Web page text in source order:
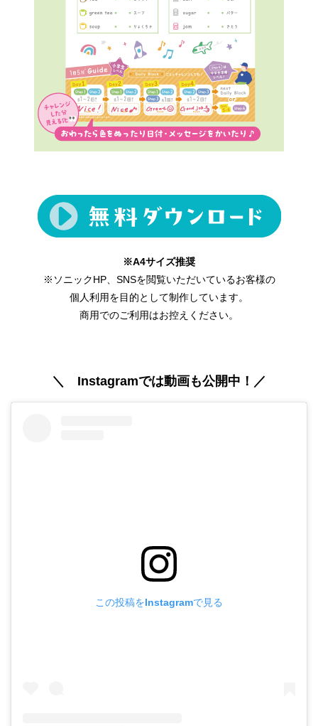
※A4サイズ推奨
※ソニックHP、SNSを閲覧いただいているお客様の
個人利用を目的として制作しています。
商用でのご利用はお控えください。
＼ Instagramでは動画も公開中！ ／
この投稿をInstagramで見る